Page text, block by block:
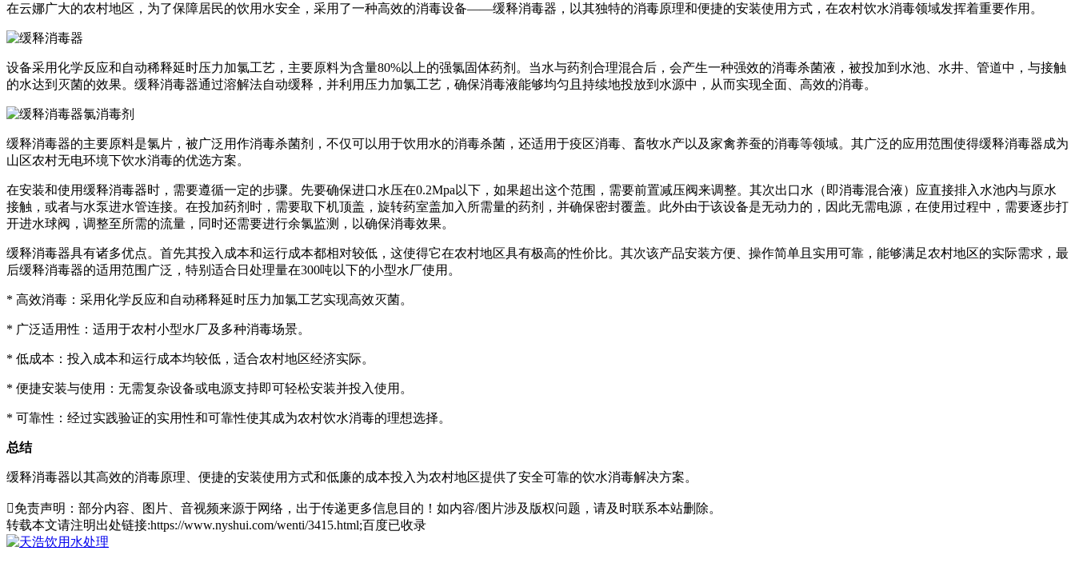
在云娜广大的农村地区，为了保障居民的饮用水安全，采用了一种高效的消毒设备——缓释消毒器，以其独特的消毒原理和便捷的安装使用方式，在农村饮水消毒领域发挥着重要作用。
设备采用化学反应和自动稀释延时压力加氯工艺，主要原料为含量80%以上的强氯固体药剂。当水与药剂合理混合后，会产生一种强效的消毒杀菌液，被投加到水池、水井、管道中，与接触
的水达到灭菌的效果。缓释消毒器通过溶解法自动缓释，并利用压力加氯工艺，确保消毒液能够均匀且持续地投放到水源中，从而实现全面、高效的消毒。
缓释消毒器的主要原料是氯片，被广泛用作消毒杀菌剂，不仅可以用于饮用水的消毒杀菌，还适用于疫区消毒、畜牧水产以及家禽养蚕的消毒等领域。其广泛的应用范围使得缓释消毒器成为
山区农村无电环境下饮水消毒的优选方案。
在安装和使用缓释消毒器时，需要遵循一定的步骤。先要确保进口水压在0.2Mpa以下，如果超出这个范围，需要前置减压阀来调整。其次出口水（即消毒混合液）应直接排入水池内与原水
接触，或者与水泵进水管连接。在投加药剂时，需要取下机顶盖，旋转药室盖加入所需量的药剂，并确保密封覆盖。此外由于该设备是无动力的，因此无需电源，在使用过程中，需要逐步打
开进水球阀，调整至所需的流量，同时还需要进行余氯监测，以确保消毒效果。
缓释消毒器具有诸多优点。首先其投入成本和运行成本都相对较低，这使得它在农村地区具有极高的性价比。其次该产品安装方便、操作简单且实用可靠，能够满足农村地区的实际需求，最
后缓释消毒器的适用范围广泛，特别适合日处理量在300吨以下的小型水厂使用。
* 高效消毒：采用化学反应和自动稀释延时压力加氯工艺实现高效灭菌。
* 广泛适用性：适用于农村小型水厂及多种消毒场景。
* 低成本：投入成本和运行成本均较低，适合农村地区经济实际。
* 便捷安装与使用：无需复杂设备或电源支持即可轻松安装并投入使用。
* 可靠性：经过实践验证的实用性和可靠性使其成为农村饮水消毒的理想选择。
总结
缓释消毒器以其高效的消毒原理、便捷的安装使用方式和低廉的成本投入为农村地区提供了安全可靠的饮水消毒解决方案。
免责声明：部分内容、图片、音视频来源于网络，出于传递更多信息目的！如内容/图片涉及版权问题，请及时联系本站删除。
转载本文请注明出处链接:https://www.nyshui.com/wenti/3415.html;百度已收录